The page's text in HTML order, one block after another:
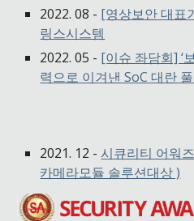
2022. 08 - [영상보안 대표
링스시스템
2022. 05 - [이슈 좌담회] ‘
력으로 이겨낸 SoC 대란
2021. 12 -시큐리티 어워
카메라모듈 솔루션대상 )